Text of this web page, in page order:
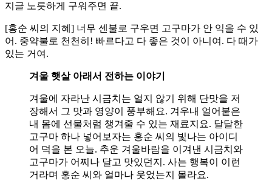
지글 노릇하게 구워주면 끝.
[홍순 씨의 지혜] 너무 센불로 구우면 고구마가 안 익을 수 있
어. 중약불로 천천히! 빠르다고 다 좋은 것이 아니여. 다 때가
있는 거여.
겨울 햇살 아래서 전하는 이야기
겨울에 자라난 시금치는 얼지 않기 위해 단맛을 저
장해서 그 맛과 영양이 풍부해요. 겨우내 얼어붙은
내 몸에 선물처럼 챙겨줄 수 있는 재료지요. 달달한
고구마 하나 넣어보자는 홍순 씨의 빛나는 아이디
어 덕을 본 오늘. 추운 겨울바람을 이겨낸 시금치와
고구마가 어찌나 달고 맛있던지. 사는 행복이 이런
거라며 홍순 씨와 얼마나 웃었는지 몰라요.